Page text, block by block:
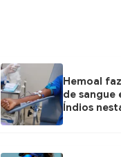
Hemoal
de sangue
Índios